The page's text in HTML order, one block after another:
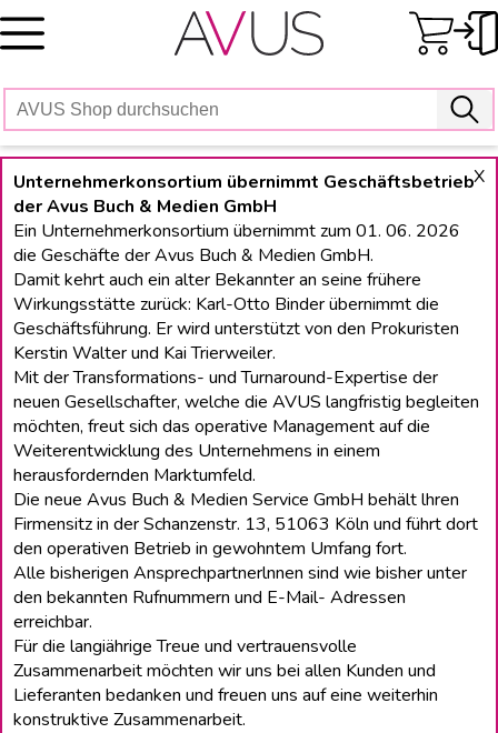
Skip
to
X
Unternehmerkonsortium übernimmt Geschäftsbetrieb
der Avus Buch & Medien GmbH
Ein Unternehmerkonsortium übernimmt zum 01. 06. 2026
die Geschäfte der Avus Buch & Medien GmbH.
Damit kehrt auch ein alter Bekannter an seine frühere
Wirkungsstätte zurück: Karl-Otto Binder übernimmt die
Geschäftsführung. Er wird unterstützt von den Prokuristen
Kerstin Walter und Kai Trierweiler.
Mit der Transformations- und Turnaround-Expertise der
neuen Gesellschafter, welche die AVUS langfristig begleiten
möchten, freut sich das operative Management auf die
Weiterentwicklung des Unternehmens in einem
herausfordernden Marktumfeld.
Die neue Avus Buch & Medien Service GmbH behält lhren
Firmensitz in der Schanzenstr. 13, 51063 Köln und führt dort
den operativen Betrieb in gewohntem Umfang fort.
Alle bisherigen Ansprechpartnerlnnen sind wie bisher unter
den bekannten Rufnummern und E-Mail- Adressen
erreichbar.
Für die langiährige Treue und vertrauensvolle
Zusammenarbeit möchten wir uns bei allen Kunden und
Lieferanten bedanken und freuen uns auf eine weiterhin
konstruktive Zusammenarbeit.